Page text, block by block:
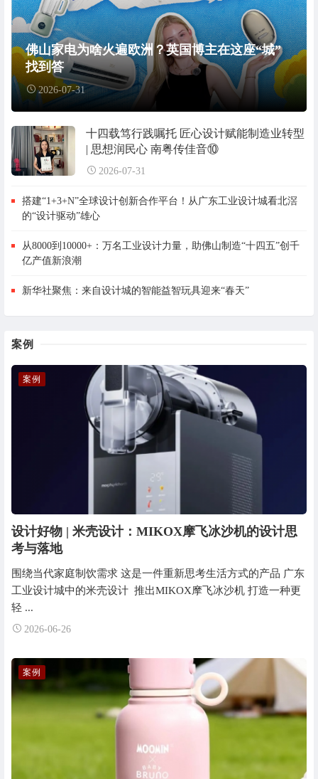
佛山家电为啥火遍欧洲？英国博主在这座“城”
找到答
2026-07-31
十四载笃行践嘱托 匠心设计赋能制造业转型
| 思想润民心 南粤传佳音⑩
2026-07-31
搭建“1+3+N”全球设计创新合作平台！从广东工业设计城看北滘
的“设计驱动”雄心
从8000到10000+：万名工业设计力量，助佛山制造“十四五”创千
亿产值新浪潮
新华社聚焦：来自设计城的智能益智玩具迎来“春天”
案例
设计好物 | 米壳设计：MIKOX摩飞冰沙机的设计思
考与落地
围绕当代家庭制饮需求 这是一件重新思考生活方式的产品 广东
工业设计城中的米壳设计 推出MIKOX摩飞冰沙机 打造一种更
轻 ...
2026-06-26
案例
案例